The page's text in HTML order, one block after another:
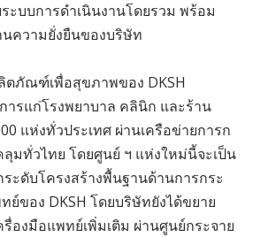
ะบบการดำเนินงานโดยรวม พร้อม
ความยั่งยืนของบริษัท
ตภัณฑ์เพื่อสุขภาพของ DKSH
ารแก่โรงพยาบาล คลินิก และร้าน
แห่งทั่วประเทศ ผ่านเครือข่ายการก
มทั่วไทย โดยศูนย์ ฯ แห่งใหม่นี้จะเป็น
ะดับโครงสร้างพื้นฐานด้านการกระ
ย์ของ DKSH โดยบริษัทยังได้ขยาย
รื่องมือแพทย์เพิ่มเติม ผ่านศูนย์กระจาย